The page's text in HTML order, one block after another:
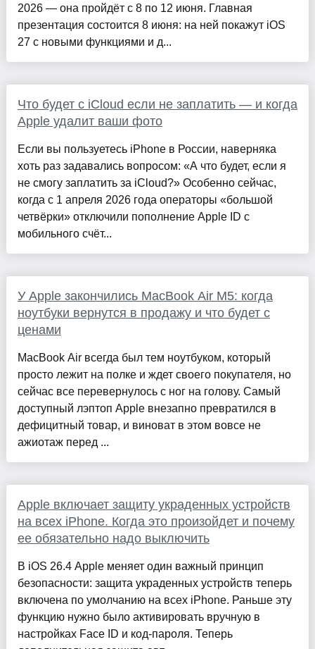
2026 — она пройдёт с 8 по 12 июня. Главная
презентация состоится 8 июня: на ней покажут iOS
27 с новыми функциями и д...
Что будет с iCloud если не заплатить — и когда
Apple удалит ваши фото
Если вы пользуетесь iPhone в России, наверняка
хоть раз задавались вопросом: «А что будет, если я
не смогу заплатить за iCloud?» Особенно сейчас,
когда с 1 апреля 2026 года операторы «большой
четвёрки» отключили пополнение Apple ID с
мобильного счёт...
У Apple закончились MacBook Air M5: когда
ноутбуки вернутся в продажу и что будет с
ценами
MacBook Air всегда был тем ноутбуком, который
просто лежит на полке и ждет своего покупателя, но
сейчас все перевернулось с ног на голову. Самый
доступный лэптоп Apple внезапно превратился в
дефицитный товар, и виноват в этом вовсе не
ажиотаж перед ...
Apple включает защиту украденных устройств
на всех iPhone. Когда это произойдет и почему
ее обязательно надо выключить
В iOS 26.4 Apple меняет один важный принцип
безопасности: защита украденных устройств теперь
включена по умолчанию на всех iPhone. Раньше эту
функцию нужно было активировать вручную в
настройках Face ID и код-пароля. Теперь